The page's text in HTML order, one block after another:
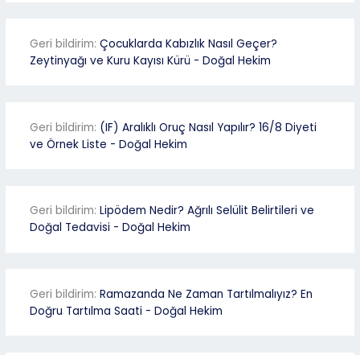
Geri bildirim: Çocuklarda Kabızlık Nasıl Geçer?
Zeytinyağı ve Kuru Kayısı Kürü - Doğal Hekim
Geri bildirim: (IF) Aralıklı Oruç Nasıl Yapılır? 16/8 Diyeti
ve Örnek Liste - Doğal Hekim
Geri bildirim: Lipödem Nedir? Ağrılı Selülit Belirtileri ve
Doğal Tedavisi - Doğal Hekim
Geri bildirim: Ramazanda Ne Zaman Tartılmalıyız? En
Doğru Tartılma Saati - Doğal Hekim